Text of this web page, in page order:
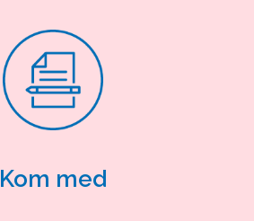
Kom med